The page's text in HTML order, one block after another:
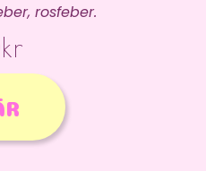
rosfeber.